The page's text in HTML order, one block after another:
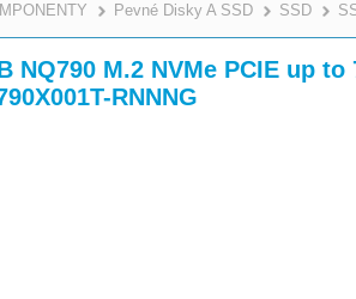
>
Pevné Disky A SSD SSD
NQ790 M.2 NVMe PCIE up
RNNNG